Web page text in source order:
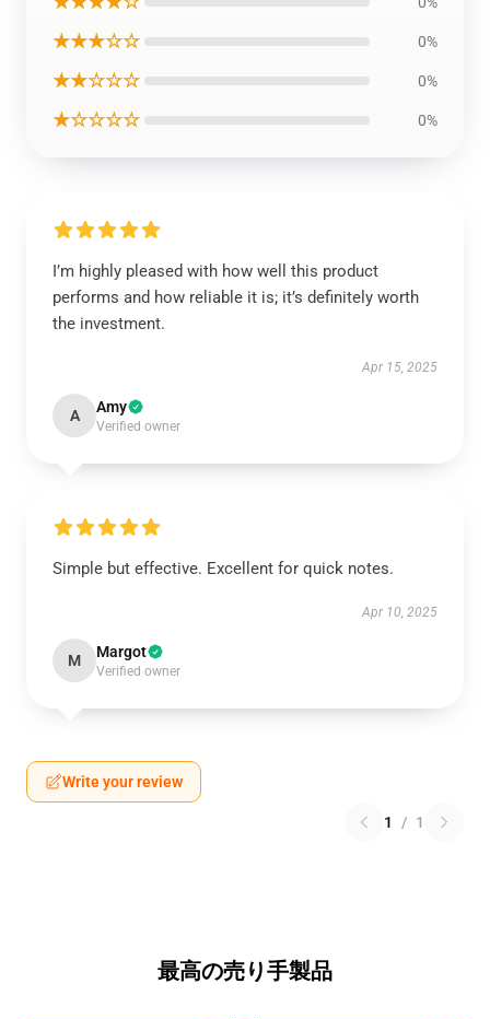
★★★☆☆ 0%
★★☆☆☆ 0%
★☆☆☆☆ 0%
I’m highly pleased with how well this product
performs and how reliable it is; it’s definitely worth
the investment.
Apr 15, 2025
A Amy
Verified owner
Simple but effective. Excellent for quick notes.
Apr 10, 2025
M Margot
Verified owner
Write your review
1 / 1
最高の売り手製品